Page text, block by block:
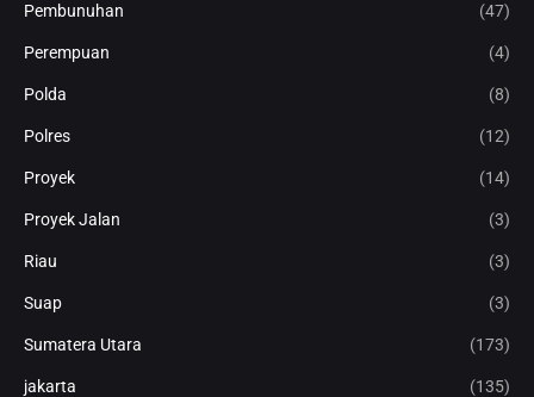
Pembunuhan (47)
Perempuan (4)
Polda (8)
Polres (12)
Proyek (14)
Proyek Jalan (3)
Riau (3)
Suap (3)
Sumatera Utara (173)
jakarta (135)